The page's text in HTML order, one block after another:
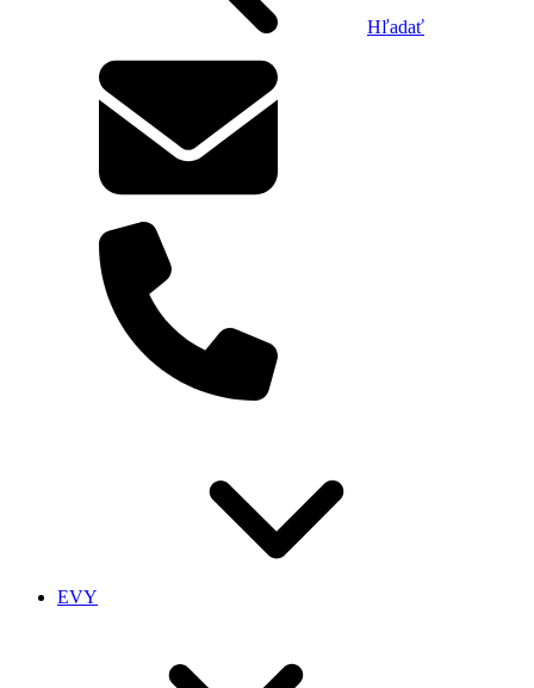
Hľadať
EVY